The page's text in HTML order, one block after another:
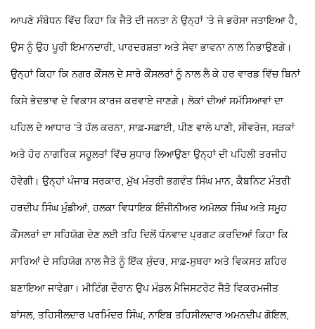
ਆਪਣੇ ਸੰਬੋਧਨ ਵਿੱਚ ਕਿਹਾ ਕਿ ਜੈਤੋ ਦੀ ਜਨਤਾ ਨੇ ਉਨ੍ਹਾਂ ’ਤੇ ਜੋ ਭਰੋਸਾ ਜਤਾਇਆ ਹੈ,
ਉਸ ਨੂੰ ਉਹ ਪੂਰੀ ਇਮਾਨਦਾਰੀ, ਪਾਰਦਰਸ਼ਤਾ ਅਤੇ ਸੇਵਾ ਭਾਵਨਾ ਨਾਲ ਨਿਭਾਉਣਗੇ।
ਉਨ੍ਹਾਂ ਕਿਹਾ ਕਿ ਨਗਰ ਕੌਂਸਲ ਦੇ ਸਾਰੇ ਕੌਂਸਲਰਾਂ ਨੂੰ ਨਾਲ ਲੈ ਕੇ ਹਰ ਵਾਰਡ ਵਿੱਚ ਬਿਨਾਂ
ਕਿਸੇ ਭੇਦਭਾਵ ਦੇ ਵਿਕਾਸ ਕਾਰਜ ਕਰਵਾਏ ਜਾਣਗੇ। ਲੋਕਾਂ ਦੀਆਂ ਸਮੱਸਿਆਵਾਂ ਦਾ
ਪਹਿਲ ਦੇ ਆਧਾਰ ’ਤੇ ਹੱਲ ਕਰਨਾ, ਸਾਫ਼-ਸਫ਼ਾਈ, ਪੀਣ ਵਾਲੇ ਪਾਣੀ, ਸੀਵਰੇਜ, ਸੜਕਾਂ
ਅਤੇ ਹੋਰ ਨਾਗਰਿਕ ਸਹੂਲਤਾਂ ਵਿੱਚ ਸੁਧਾਰ ਲਿਆਉਣਾ ਉਨ੍ਹਾਂ ਦੀ ਪਹਿਲੀ ਤਰਜੀਹ
ਹੋਵੇਗੀ। ਉਨ੍ਹਾਂ ਪੰਜਾਬ ਸਰਕਾਰ, ਮੁੱਖ ਮੰਤਰੀ ਭਗਵੰਤ ਸਿੰਘ ਮਾਨ, ਕੈਬਨਿਟ ਮੰਤਰੀ
ਹਰਦੀਪ ਸਿੰਘ ਮੁੰਡੀਆਂ, ਹਲਕਾ ਵਿਧਾਇਕ ਇੰਜੀਨੀਅਰ ਅਮੋਲਕ ਸਿੰਘ ਅਤੇ ਸਮੂਹ
ਕੌਂਸਲਰਾਂ ਦਾ ਸਹਿਯੋਗ ਦੇਣ ਲਈ ਤਹਿ ਦਿਲੋਂ ਧੰਨਵਾਦ ਪ੍ਰਗਟ ਕਰਦਿਆਂ ਕਿਹਾ ਕਿ
ਸਾਰਿਆਂ ਦੇ ਸਹਿਯੋਗ ਨਾਲ ਜੈਤੋ ਨੂੰ ਇੱਕ ਸੁੰਦਰ, ਸਾਫ਼-ਸੁਥਰਾ ਅਤੇ ਵਿਕਸਤ ਸ਼ਹਿਰ
ਬਣਾਇਆ ਜਾਵੇਗਾ। ਮੀਟਿੰਗ ਦੌਰਾਨ ਉਪ ਮੰਡਲ ਮੈਜਿਸਟਰੇਟ ਜੈਤੋ ਵਿਕਰਮਜੀਤ
ਬਾਂਸਲ, ਤਹਿਸੀਲਦਾਰ ਪਰਮਿੰਦਰ ਸਿੰਘ, ਨਾਇਬ ਤਹਿਸੀਲਦਾਰ ਅਮਨਦੀਪ ਗੋਇਲ,